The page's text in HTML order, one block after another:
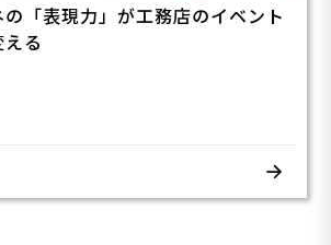
「表現力」が工務店のイベント
る